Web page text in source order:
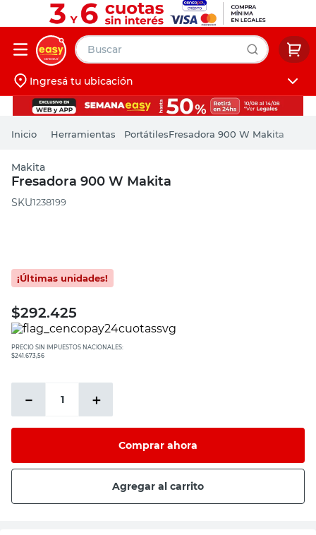
Buscar
Iniciá sesión
Ingresá tu ubicación
Herramientas PortátilesFresadora 900 W Makita
Makita
Fresadora 900 W Makita
:1238199
$292.425
PRECIO SIN IMPUESTOS NACIONALES:
$241.673,56
＋
－
Comprar ahora
Agregar al carrito
muebles
pintura
escritorio
puertas